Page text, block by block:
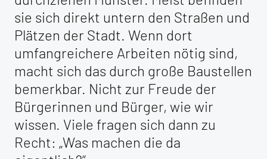
sie sich direkt untern den Straßen und
Plätzen der Stadt. Wenn dort
umfangreichere Arbeiten nötig sind,
macht sich das durch große Baustellen
bemerkbar. Nicht zur Freude der
Bürgerinnen und Bürger, wie wir
wissen. Viele fragen sich dann zu
Recht: „Was machen die da